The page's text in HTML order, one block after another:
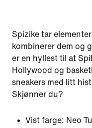
Spizike tar
kombinerer dem og
er en hyllest til at
Hollywood og
sneakers med litt
Skjønner du?
Vist farge: Neo